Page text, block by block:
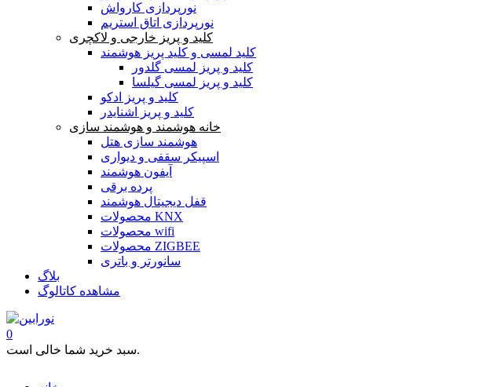
نورپردازی کارواش
نورپردازی اتاق استریم
کلید و پریز خارجی و لاکچری
کلید لمسی و کلید پریز هوشمند
کلید و پریز لمسی گلدور
کلید و پریز لمسی گیلسا
کلید و پریز ادکو
کلید و پریز اشنایدر
خانه هوشمند و هوشمند سازی
هوشمند سازی هتل
اسپیکر سقفی و دیواری
آیفون هوشمند
پرده برقی
قفل دیجیتال هوشمند
محصولات KNX
محصولات wifi
محصولات ZIGBEE
سانورتر و باتری
بلاگ
مشاهده کاتالوگ
0
سبد خرید شما خالی است.